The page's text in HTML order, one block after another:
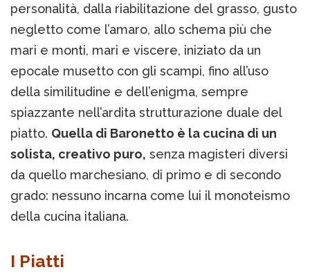
personalità, dalla riabilitazione del grasso, gusto
negletto come l’amaro, allo schema più che
mari e monti, mari e viscere, iniziato da un
epocale musetto con gli scampi, fino all’uso
della similitudine e dell’enigma, sempre
spiazzante nell’ardita strutturazione duale del
piatto. Quella di Baronetto è la cucina di un
solista, creativo puro, senza magisteri diversi
da quello marchesiano, di primo e di secondo
grado: nessuno incarna come lui il monoteismo
della cucina italiana.
I Piatti